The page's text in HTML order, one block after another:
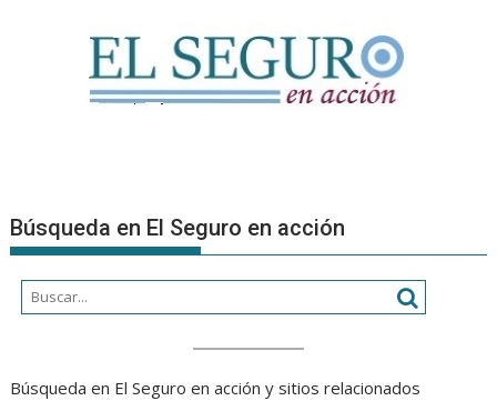
Búsqueda en El Seguro en acción
Búsqueda en El Seguro en acción y sitios relacionados